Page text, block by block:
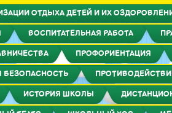
ОТДЫХА ДЕТЕЙ И ИХ
ВОСПИТАТЕЛЬНАЯ РАБОТА
ПРОФОРИЕНТАЦИЯ
БЕЗОПАСНОСТЬ
ИСТОРИЯ ШКОЛЫ